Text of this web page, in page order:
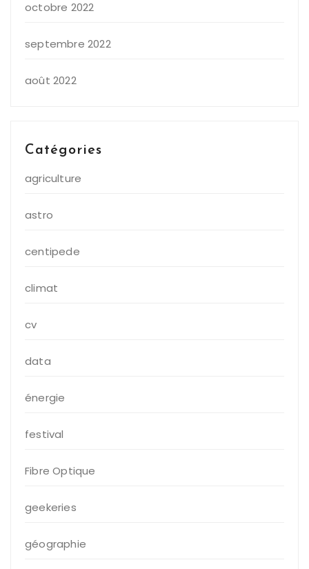
octobre 2022
septembre 2022
août 2022
Catégories
agriculture
astro
centipede
climat
cv
data
énergie
festival
Fibre Optique
geekeries
géographie